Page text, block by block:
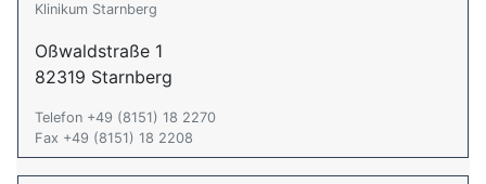
Klinikum Starnberg
Oßwaldstraße 1
82319 Starnberg
Telefon +49 (8151) 18 2270
Fax +49 (8151) 18 2208